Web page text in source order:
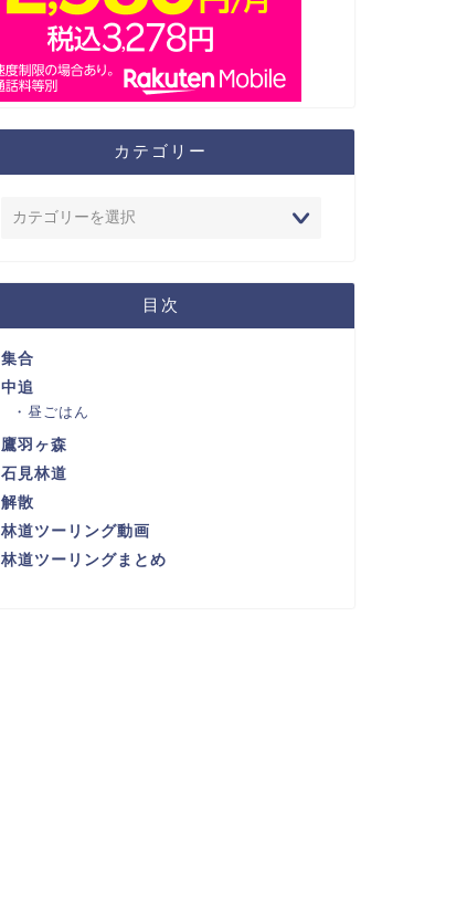
カテゴリー
目次
集合
中追
昼ごはん
鷹羽ヶ森
石見林道
解散
林道ツーリング動画
林道ツーリングまとめ